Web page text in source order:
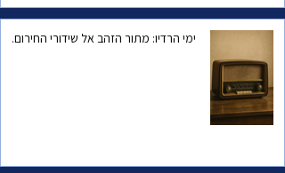
ימי הרדיו: מתור הזהב אל שידורי החירום.